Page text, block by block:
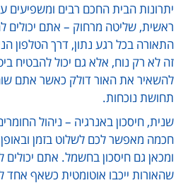
יתרונות הבית החכם רבים ומשפיעים
ראשית, שליטה מרחוק – אתם יכולים
התאורה בכל רגע נתון, דרך הטלפון
זה לא רק נוח, אלא גם יכול להבטיח
להשאיר את האור דולק כאשר אתם
תחושת נוכחות.
שנית, חיסכון באנרגיה – ניהול
חכמה מאפשר לכם לשלוט בזמן
ומכאן גם חיסכון בחשמל. אתם יכולים
שהאורות ייכבו אוטומטית כשאף אחד